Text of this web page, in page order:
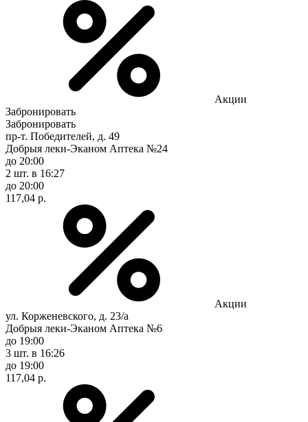
Акции
Забронировать
Забронировать
пр-т. Победителей, д. 49
Добрыя леки-Эканом Аптека №24
до 20:00
2 шт. в 16:27
до 20:00
117,04 р.
Акции
ул. Корженевского, д. 23/а
Добрыя леки-Эканом Аптека №6
до 19:00
3 шт. в 16:26
до 19:00
117,04 р.